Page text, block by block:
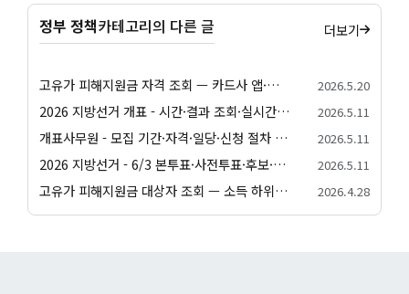
정부 정책카테고리의 다른 글 더보기
고유가 피해지원금 자격 조회 — 카드사 앱·정부24·간편 자가진단 방법 정리 2026.5.20
2026 지방선거 개표 - 시간·결과 조회·실시간 확인 안내 2026.5.11
개표사무원 - 모집 기간·자격·일당·신청 절차 안내 2026.5.11
2026 지방선거 - 6/3 본투표·사전투표·후보·일정 종합 안내 2026.5.11
고유가 피해지원금 대상자 조회 — 소득 하위 70% 자가진단·가구원수별 건강보험료 기준 2026.4.28